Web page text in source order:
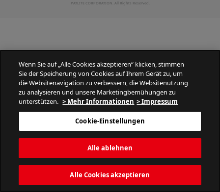
PATLITE CORPORATION. All Rights Reserved.
Wenn Sie auf „Alle Cookies akzeptieren“ klicken, stimmen
Sie der Speicherung von Cookies auf Ihrem Gerät zu, um
die Websitenavigation zu verbessern, die Websitenutzung
zu analysieren und unsere Marketingbemühungen zu
unterstützen. > Mehr Informationen > Impressum
Cookie-Einstellungen
Alle ablehnen
Alle Cookies akzeptieren